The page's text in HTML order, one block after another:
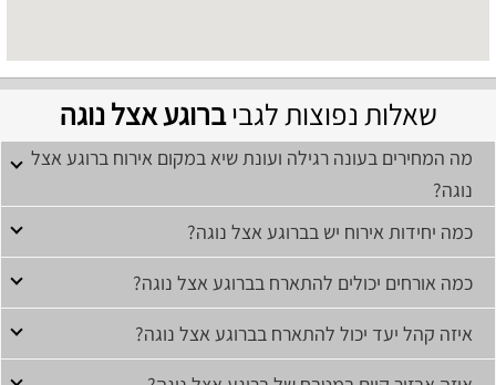
שאלות נפוצות לגביברוגע אצל נוגה
מה המחירים בעונה רגילה ועונת שיא במקום אירוח ברוגע אצל
נוגה?
כמה יחידות אירוח יש בברוגע אצל נוגה?
כמה אורחים יכולים להתארח בברוגע אצל נוגה?
איזה קהל יעד יכול להתארח בברוגע אצל נוגה?